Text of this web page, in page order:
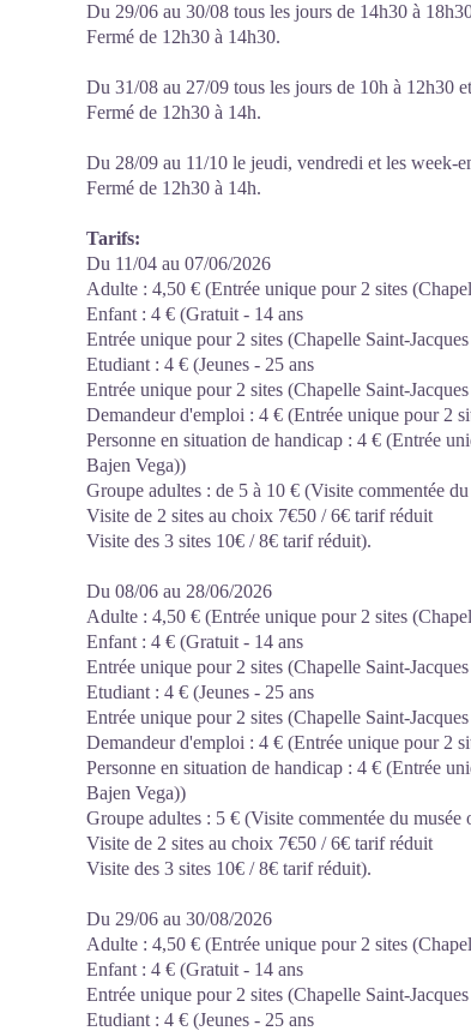
Du 29/06 au 30/08 tous les jours de 14h30 à
Fermé de 12h30 à 14h30.
Du 31/08 au 27/09 tous les jours de 10h à 12h30
Fermé de 12h30 à 14h.
Du 28/09 au 11/10 le jeudi, vendredi et les week-
Fermé de 12h30 à 14h.
Tarifs:
Du 11/04 au 07/06/2026
Adulte : 4,50 € (Entrée unique pour 2 sites
Enfant : 4 € (Gratuit - 14 ans
Entrée unique pour 2 sites (Chapelle Saint-
Etudiant : 4 € (Jeunes - 25 ans
Entrée unique pour 2 sites (Chapelle Saint-
Demandeur d'emploi : 4 € (Entrée unique pour 2
Personne en situation de handicap : 4 € (Entrée
Bajen Vega))
Groupe adultes : de 5 à 10 € (Visite commentée
Visite de 2 sites au choix 7€50 / 6€ tarif réduit
Visite des 3 sites 10€ / 8€ tarif réduit).
Du 08/06 au 28/06/2026
Adulte : 4,50 € (Entrée unique pour 2 sites
Enfant : 4 € (Gratuit - 14 ans
Entrée unique pour 2 sites (Chapelle Saint-
Etudiant : 4 € (Jeunes - 25 ans
Entrée unique pour 2 sites (Chapelle Saint-
Demandeur d'emploi : 4 € (Entrée unique pour 2
Personne en situation de handicap : 4 € (Entrée
Bajen Vega))
Groupe adultes : 5 € (Visite commentée du
Visite de 2 sites au choix 7€50 / 6€ tarif réduit
Visite des 3 sites 10€ / 8€ tarif réduit).
Du 29/06 au 30/08/2026
Adulte : 4,50 € (Entrée unique pour 2 sites
Enfant : 4 € (Gratuit - 14 ans
Entrée unique pour 2 sites (Chapelle Saint-
Etudiant : 4 € (Jeunes - 25 ans